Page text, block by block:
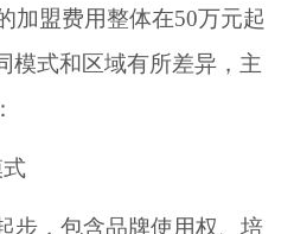
盟费用整体在50万元起
模式和区域有所差异，主
，包含品牌使用权、培